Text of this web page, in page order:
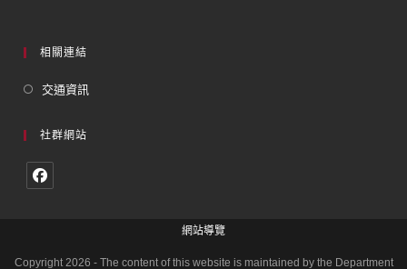
相關連結
交通資訊
社群網站
網站導覽
Copyright 2026 - The content of this website is maintained by the Department